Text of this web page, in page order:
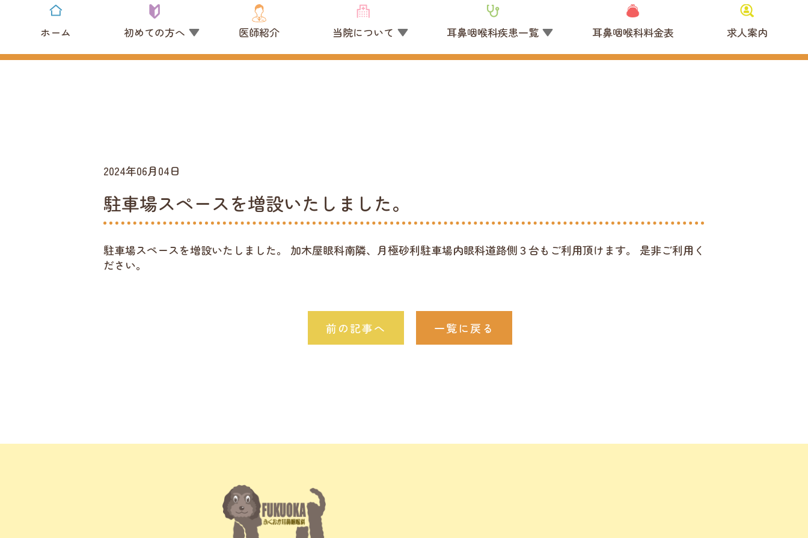
ホーム 初めての方へ 医師紹介 当院について 耳鼻咽喉科疾患一覧 耳鼻咽喉科料金表 求人案内
2024年06月04日
駐車場スペースを増設いたしました。
駐車場スペースを増設いたしました。 加木屋眼科南隣、月極砂利駐車場内眼科道路側３台もご利用頂けます。 是非ご利用く
ださい。
前の記事へ 一覧に戻る